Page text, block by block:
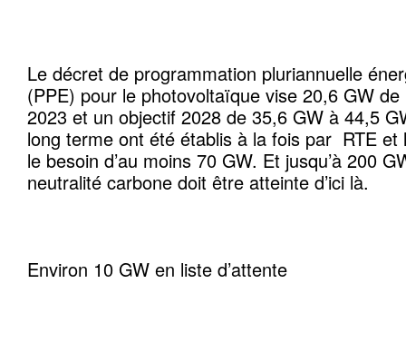
Le décret de programmation pluriannuelle
(PPE) pour le photovoltaïque vise 20,6 GW
2023 et un objectif 2028 de 35,6 GW à 44,5
long terme ont été établis à la fois par RTE et
le besoin d’au moins 70 GW. Et jusqu’à 200
neutralité carbone doit être atteinte d’ici là.
Environ 10 GW en liste d’attente